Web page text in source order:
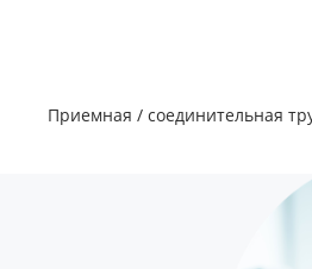
Приемная / соединительная